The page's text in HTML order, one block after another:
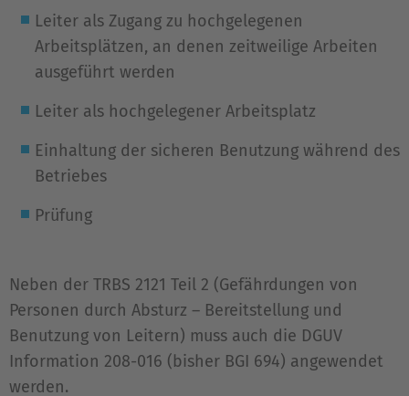
Leiter als Zugang zu hochgelegenen
Arbeitsplätzen, an denen zeitweilige Arbeiten
ausgeführt werden
Leiter als hochgelegener Arbeitsplatz
Einhaltung der sicheren Benutzung während des
Betriebes
Prüfung
Neben der TRBS 2121 Teil 2 (Gefährdungen von
Personen durch Absturz – Bereitstellung und
Benutzung von Leitern) muss auch die DGUV
Information 208-016 (bisher BGI 694) angewendet
werden.